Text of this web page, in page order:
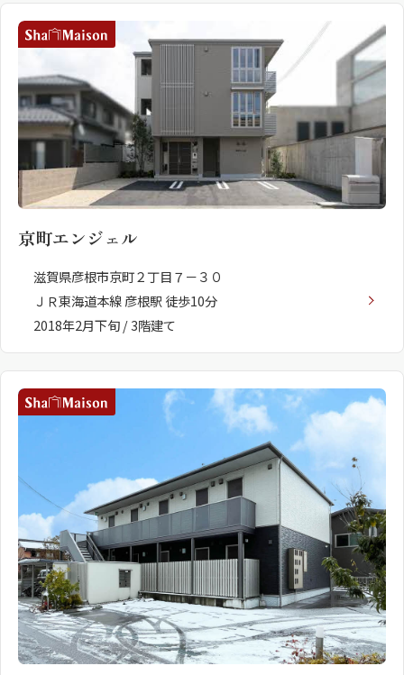
京町エンジェル
滋賀県彦根市京町２丁目７－３０
ＪＲ東海道本線 彦根駅 徒歩10分
2018年2月下旬 / 3階建て